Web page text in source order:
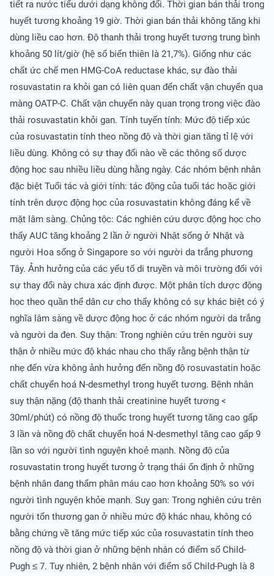
tiết ra nước tiểu dưới dạng không đổi. Thời gian bán thải trong
huyết tương khoảng 19 giờ. Thời gian bán thải không tăng khi
dùng liều cao hơn. Ðộ thanh thải trong huyết tương trung bình
khoảng 50 lít/giờ (hệ số biến thiên là 21,7%). Giống như các
chất ức chế men HMG-CoA reductase khác, sự đào thải
rosuvastatin ra khỏi gan có liên quan đến chất vận chuyển qua
màng OATP-C. Chất vận chuyển này quan trọng trong việc đào
thải rosuvastatin khỏi gan. Tính tuyến tính: Mức độ tiếp xúc
của rosuvastatin tính theo nồng độ và thời gian tăng tỉ lệ với
liều dùng. Không có sự thay đổi nào về các thông số dược
động học sau nhiều liều dùng hằng ngày. Các nhóm bệnh nhân
đặc biệt Tuổi tác và giới tính: tác động của tuổi tác hoặc giới
tính trên dược động học của rosuvastatin không đáng kể về
mặt lâm sàng. Chủng tộc: Các nghiên cứu dược động học cho
thấy AUC tăng khoảng 2 lần ở người Nhật sống ở Nhật và
người Hoa sống ở Singapore so với người da trắng phương
Tây. Ảnh hưởng của các yếu tố di truyền và môi trường đối với
sự thay đổi này chưa xác định được. Một phân tích dược động
học theo quần thể dân cư cho thấy không có sự khác biệt có ý
nghĩa lâm sàng về dược động học ở các nhóm người da trắng
và người da đen. Suy thận: Trong nghiên cứu trên người suy
thận ở nhiều mức độ khác nhau cho thấy rằng bệnh thận từ
nhẹ đến vừa không ảnh hưởng đến nồng độ rosuvastatin hoặc
chất chuyển hoá N-desmethyl trong huyết tương. Bệnh nhân
suy thận nặng (độ thanh thải creatinine huyết tương <
30ml/phút) có nồng độ thuốc trong huyết tương tăng cao gấp
3 lần và nồng độ chất chuyển hoá N-desmethyl tăng cao gấp 9
lần so với người tình nguyện khoẻ mạnh. Nồng độ của
rosuvastatin trong huyết tương ở trạng thái ổn định ở những
bệnh nhân đang thẩm phân máu cao hơn khoảng 50% so với
người tình nguyện khỏe mạnh. Suy gan: Trong nghiên cứu trên
người tổn thương gan ở nhiều mức độ khác nhau, không có
bằng chứng về tăng mức tiếp xúc của rosuvastatin tính theo
nồng độ và thời gian ở những bệnh nhân có điểm số Child-
Pugh ≤ 7. Tuy nhiên, 2 bệnh nhân với điểm số Child-Pugh là 8